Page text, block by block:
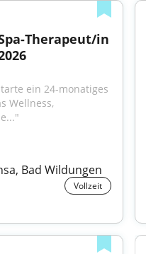
Therapeut/in
ein 24-monatiges
Wellness,
Bad Wildungen
Vollzeit